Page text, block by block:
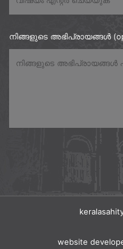
നിങ്ങളുടെ അഭിപ്രായങ്ങൾ
website